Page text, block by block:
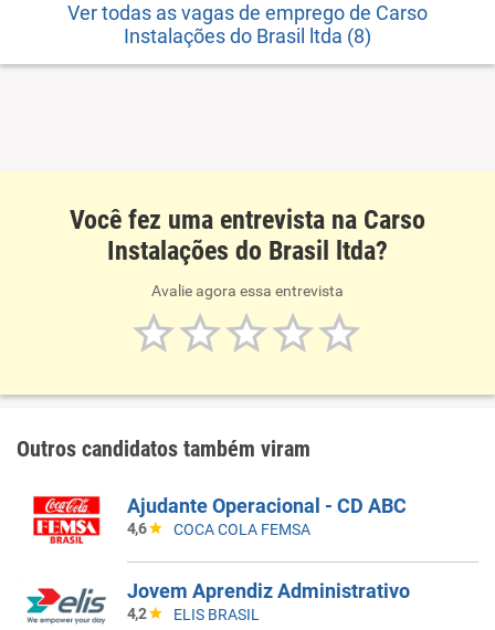
Ver todas as vagas de emprego de Carso
Instalações do Brasil ltda (8)
Você fez uma entrevista na Carso
Instalações do Brasil ltda?
Avalie agora essa entrevista
Outros candidatos também viram
Ajudante Operacional - CD ABC
4,6 COCA COLA FEMSA
Jovem Aprendiz Administrativo
4,2 ELIS BRASIL